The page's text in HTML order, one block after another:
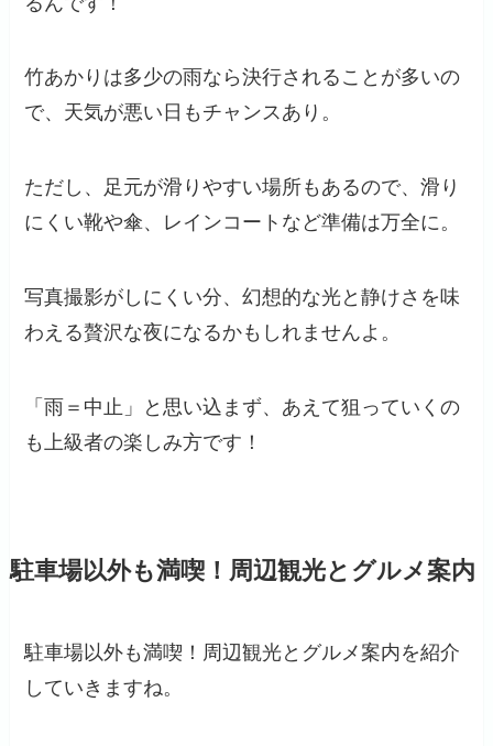
竹あかりは多少の雨なら決行されることが多いの
で、天気が悪い日もチャンスあり。
ただし、足元が滑りやすい場所もあるので、滑り
にくい靴や傘、レインコートなど準備は万全に。
写真撮影がしにくい分、幻想的な光と静けさを味
わえる贅沢な夜になるかもしれませんよ。
「雨＝中止」と思い込まず、あえて狙っていくの
も上級者の楽しみ方です！
駐車場以外も満喫！周辺観光とグルメ案内
駐車場以外も満喫！周辺観光とグルメ案内を紹介
していきますね。